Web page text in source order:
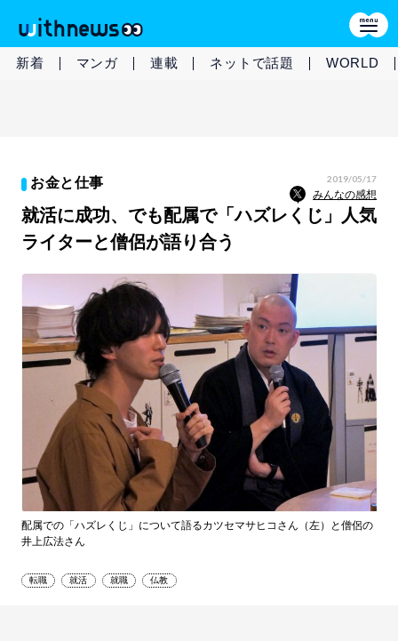
新着 マンガ 連載 ネットで話題 WORLD
お金と仕事 2019/05/17
みんなの感想
就活に成功、でも配属で「ハズレくじ」人気
ライターと僧侶が語り合う
配属での「ハズレくじ」について語るカツセマサヒコさん（左）と僧侶の
井上広法さん
転職 就活 就職 仏教